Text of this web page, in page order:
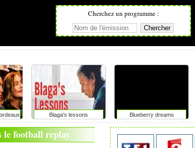
Cherchez un programme :
Blaga's lessons Blueberry dreams
le football replay